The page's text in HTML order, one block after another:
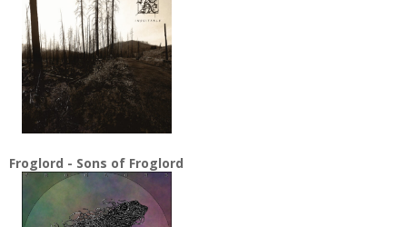
Froglord - Sons of Froglord